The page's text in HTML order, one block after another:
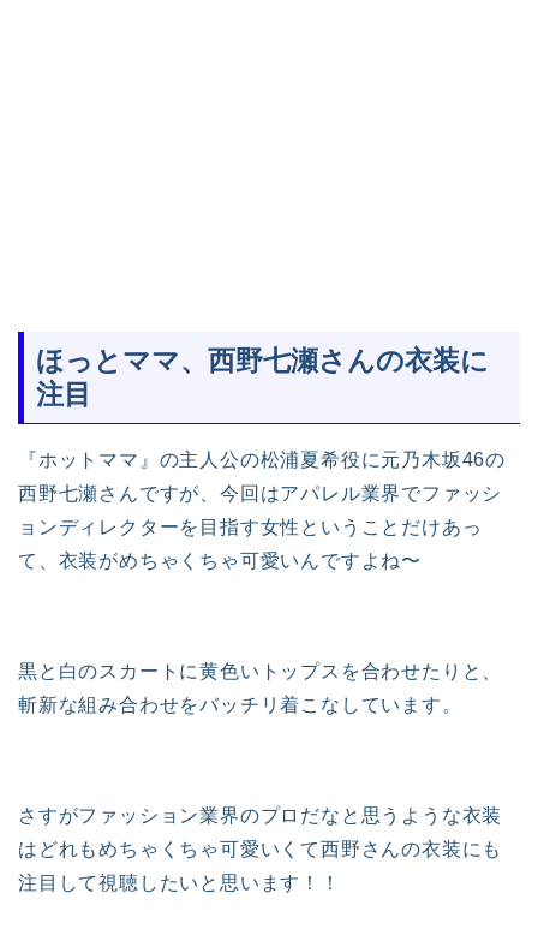
ほっとママ、西野七瀬さんの衣装に
注目
『ホットママ』の主人公の松浦夏希役に元乃木坂46の
西野七瀬さんですが、今回はアパレル業界でファッシ
ョンディレクターを目指す女性ということだけあっ
て、衣装がめちゃくちゃ可愛いんですよね〜
黒と白のスカートに黄色いトップスを合わせたりと、
斬新な組み合わせをバッチリ着こなしています。
さすがファッション業界のプロだなと思うような衣装
はどれもめちゃくちゃ可愛いくて西野さんの衣装にも
注目して視聴したいと思います！！